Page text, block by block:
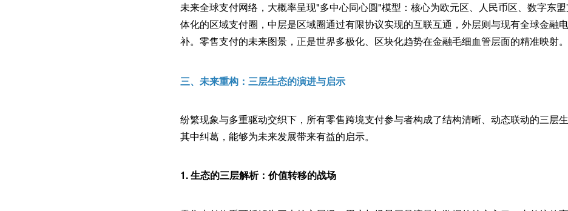
未来全球支付网络，大概率呈现"多中心同心圆"模型：核心为欧元区、人民币区、数字东
体化的区域支付圈，中层是区域圈通过有限协议实现的互联互通，外层则与现有全球金融
补。零售支付的未来图景，正是世界多极化、区块化趋势在金融毛细血管层面的精准映射。
三、未来重构：三层生态的演进与启示
纷繁现象与多重驱动交织下，所有零售跨境支付参与者构成了结构清晰、动态联动的三层
其中纠葛，能够为未来发展带来有益的启示。
1. 生态的三层解析：价值转移的战场